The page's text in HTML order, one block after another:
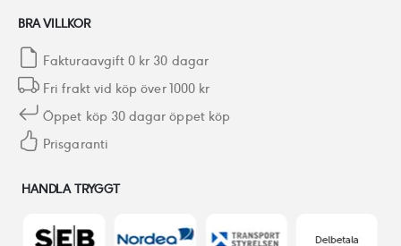
BRA VILLKOR
Fakturaavgift 0 kr 30 dagar
Fri frakt vid köp över 1000 kr
Öppet köp 30 dagar öppet köp
Prisgaranti
HANDLA TRYGGT